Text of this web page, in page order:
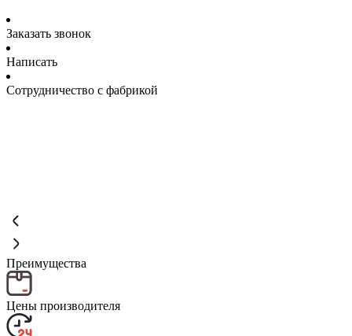
Заказать звонок
Написать
Сотрудничество с фабрикой
Преимущества
Цены производителя